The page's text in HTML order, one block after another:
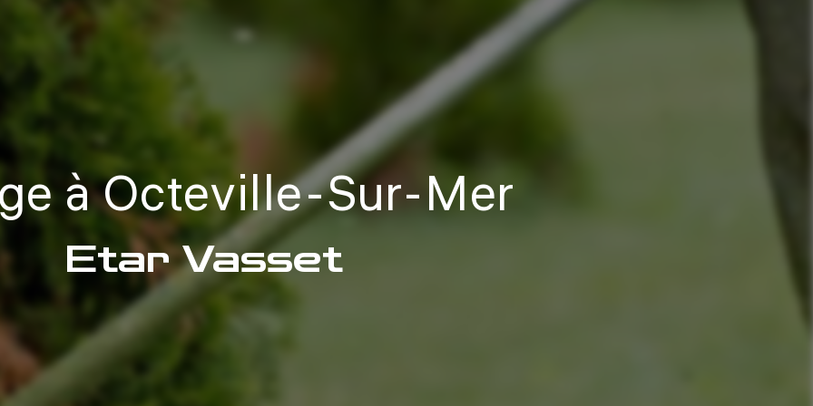
à Octeville-Sur-Mer
Etar Vasset